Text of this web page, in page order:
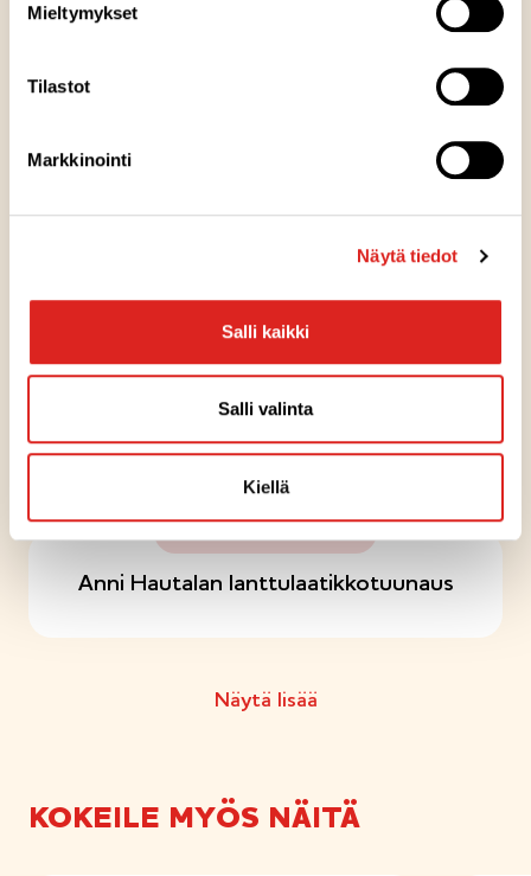
Mieltymykset
Tilastot
Markkinointi
Näytä tiedot
Salli kaikki
Salli valinta
Kiellä
Lanttulaatikkoa ja siirappipähkinöitä
Sikke Sumarin tuunattu lanttulaatikko
Anni Hautalan lanttulaatikkotuunaus
LAATIKKOTUUNAUS
Näytä lisää
KOKEILE MYÖS NÄITÄ